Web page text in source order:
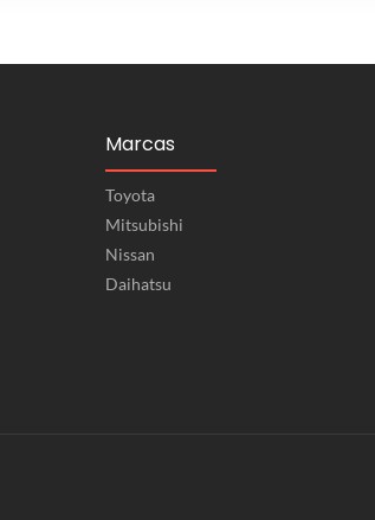
Marcas
Toyota
Mitsubishi
Nissan
Daihatsu